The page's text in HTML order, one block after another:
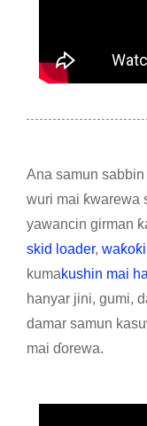
Ana samun
wuri mai ƙwarewa
yawancin girman
skid loader,
kumakushin mai
hanyar jini, gumi,
damar samun
mai ɗorewa.